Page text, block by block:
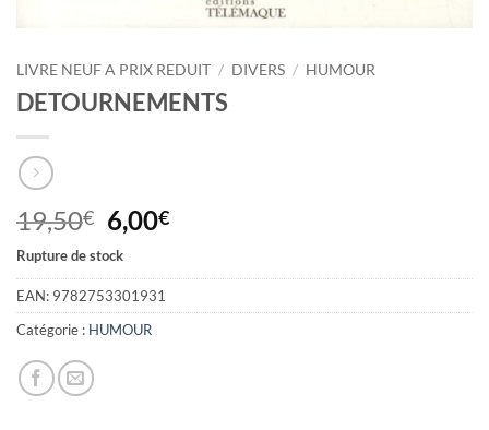
LIVRE NEUF A PRIX REDUIT / DIVERS / HUMOUR
DETOURNEMENTS
19,50€ Le
prix
initial
était :
19,50€.
6,00€Le
actuel
6,00€.
Rupture de stock
EAN: 9782753301931
Catégorie : HUMOUR